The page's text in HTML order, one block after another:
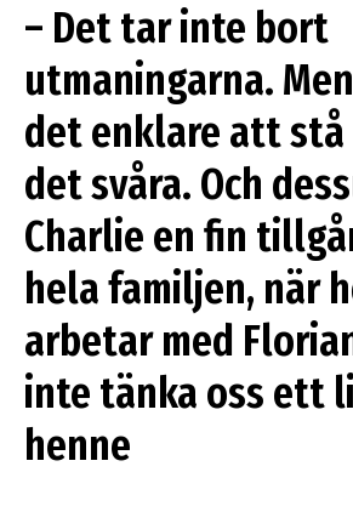
– Det tar inte bort
utmaningarna.
det enklare att stå
det svåra. Och
Charlie en fin
hela familjen, när
arbetar med
inte tänka oss ett
henne